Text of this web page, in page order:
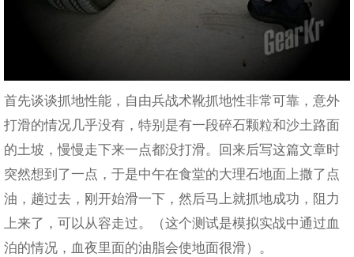
首先谈谈抓地性能，自由兵战术靴抓地性非常可靠，意外
打滑的情况几乎没有，特别是有一段碎石颗粒和沙土路面
的土坡，慢慢走下来一点都没打滑。回来后写这篇文章时
突然想到了一点，于是中午在食堂的大理石地面上撒了点
油，趟过去，刚开始滑一下，然后马上就抓地成功，阻力
上来了，可以从容走过。（这个测试是模拟实战中通过血
泊的情况，血夜里面的油脂会使地面很滑）。